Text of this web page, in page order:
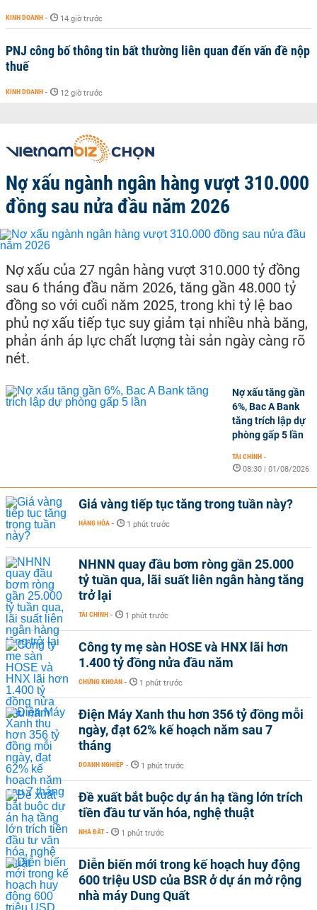
KINH DOANH - 14 giờ trước
PNJ công bố thông tin bất thường liên quan đến vấn đề nộp
thuế
KINH DOANH - 12 giờ trước
Nợ xấu ngành ngân hàng vượt 310.000
đồng sau nửa đầu năm 2026
Nợ xấu của 27 ngân hàng vượt 310.000 tỷ đồng
sau 6 tháng đầu năm 2026, tăng gần 48.000 tỷ
đồng so với cuối năm 2025, trong khi tỷ lệ bao
phủ nợ xấu tiếp tục suy giảm tại nhiều nhà băng,
phản ánh áp lực chất lượng tài sản ngày càng rõ
nét.
Nợ xấu tăng gần
6%, Bac A Bank
tăng trích lập dự
phòng gấp 5 lần
TÀI CHÍNH -
08:30 | 01/08/2026
Giá vàng tiếp tục tăng trong tuần này?
HÀNG HÓA - 1 phút trước
NHNN quay đầu bơm ròng gần 25.000
tỷ tuần qua, lãi suất liên ngân hàng tăng
trở lại
TÀI CHÍNH - 1 phút trước
Công ty mẹ sàn HOSE và HNX lãi hơn
1.400 tỷ đồng nửa đầu năm
CHỨNG KHOÁN - 1 phút trước
Điện Máy Xanh thu hơn 356 tỷ đồng mỗi
ngày, đạt 62% kế hoạch năm sau 7
tháng
DOANH NGHIỆP - 1 phút trước
Đề xuất bắt buộc dự án hạ tầng lớn trích
tiền đầu tư văn hóa, nghệ thuật
NHÀ ĐẤT - 1 phút trước
Diễn biến mới trong kế hoạch huy động
600 triệu USD của BSR ở dự án mở rộng
nhà máy Dung Quất